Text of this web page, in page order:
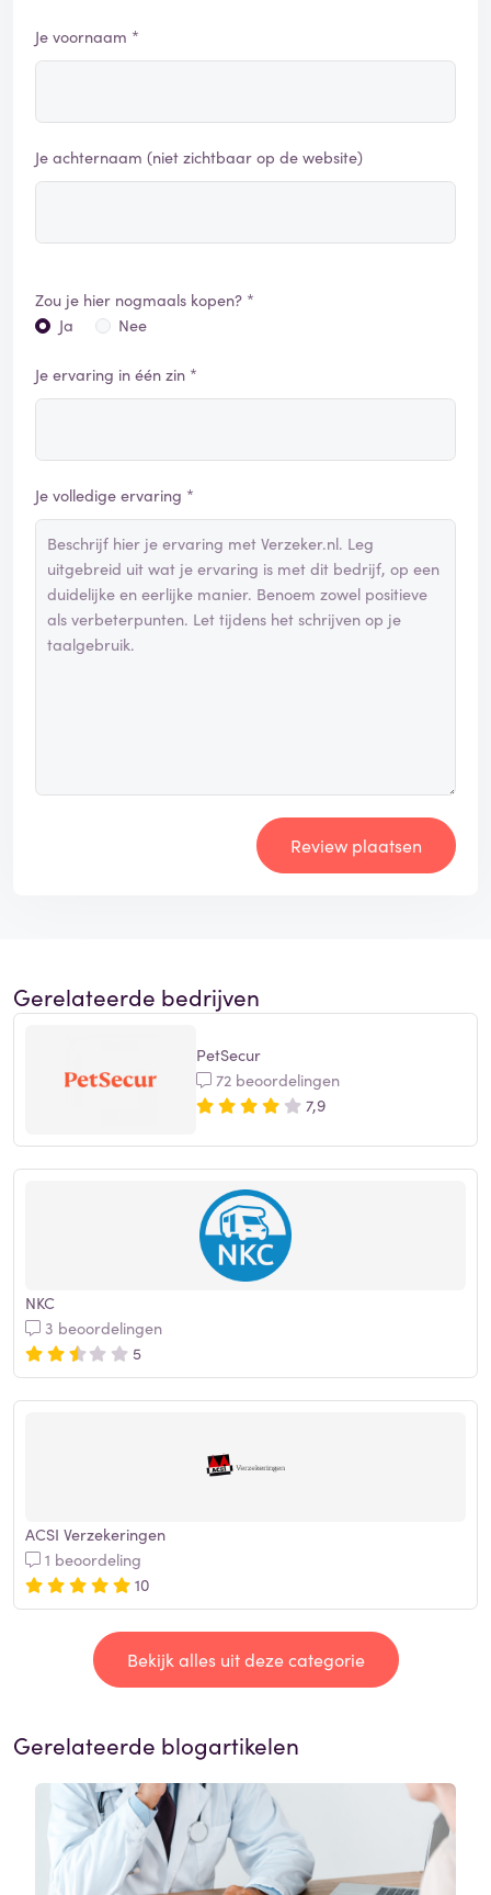
Je voornaam *
Je achternaam (niet zichtbaar op de website)
Zou je hier nogmaals kopen? *
Ja
Nee
Je ervaring in één zin *
Je volledige ervaring *
Review plaatsen
Gerelateerde bedrijven
PetSecur
72 beoordelingen
7,9
NKC
3 beoordelingen
5
ACSI Verzekeringen
1 beoordeling
10
Bekijk alles uit deze categorie
Gerelateerde blogartikelen